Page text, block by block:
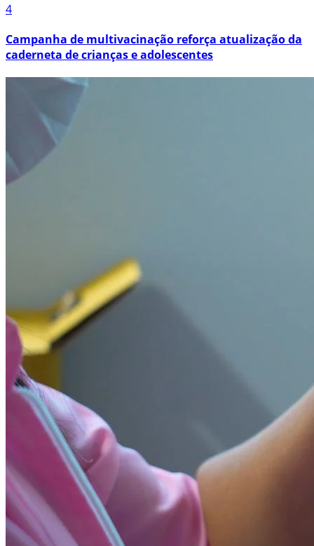
4
Campanha de multivacinação reforça atualização da
caderneta de crianças e adolescentes